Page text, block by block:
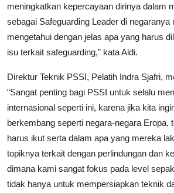
meningkatkan kepercayaan dirinya dalam
sebagai Safeguarding Leader di
mengetahui dengan jelas apa yang harus
isu terkait safeguarding,” kata Aldi.
Direktur Teknik PSSI, Pelatih Indra Sjafri,
“Sangat penting bagi PSSI untuk selalu
internasional seperti ini, karena jika kita
berkembang seperti negara-negara Eropa,
harus ikut serta dalam apa yang mereka
topiknya terkait dengan perlindungan dan
dimana kami sangat fokus pada level
tidak hanya untuk mempersiapkan teknik